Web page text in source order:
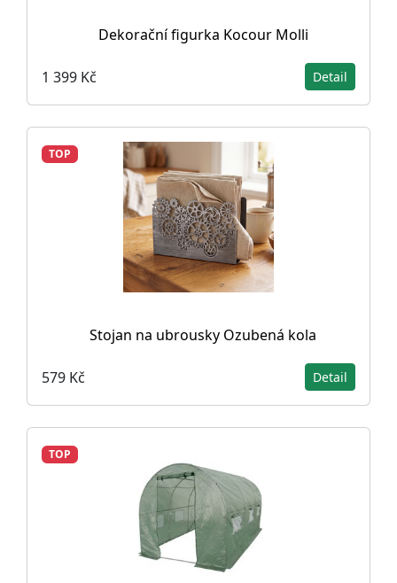
Dekorační figurka Kocour Molli
1 399 Kč Detail
TOP
Stojan na ubrousky Ozubená kola
579 Kč Detail
TOP